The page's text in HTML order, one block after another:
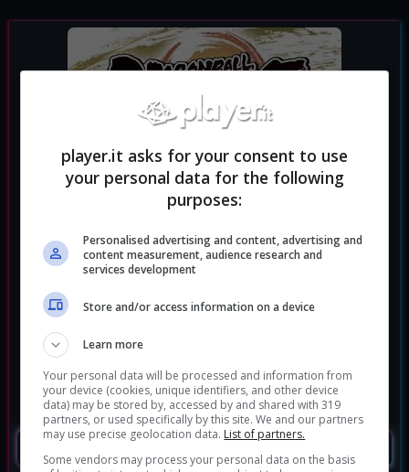
player.it asks for your consent to use
your personal data for the following
purposes:
Personalised advertising and content, advertising and
content measurement, audience research and
services development
Store and/or access information on a device
Learn more
Your personal data will be processed and information from
your device (cookies, unique identifiers, and other device
data) may be stored by, accessed by and shared with 319
partners, or used specifically by this site. We and our partners
may use precise geolocation data. List of partners.
Some vendors may process your personal data on the basis